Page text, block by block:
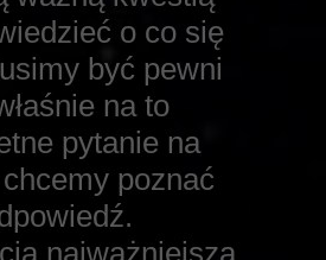
o co się
być pewni
na to
pytanie na
poznać
najważniejszą